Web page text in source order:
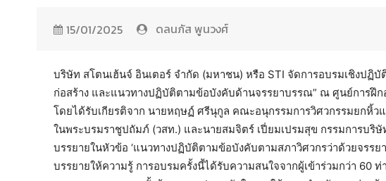
15/01/2025 ดลนภัส พูนวงศ์
บริษัท สโตนเฮ้นจ์ อินเตอร์ จำกัด (มหาชน) หรือ STI จัดการอบรมเชิงปฏิบั
ก่อสร้าง และแนวทางปฏิบัติตามข้อบังคับด้านจรรยาบรรณ” ณ ศูนย์การฝึ
โดยได้รับเกียรติจาก นายหฤษฏ์ ศรีนุกูล คณะอนุกรรมการวิศวกรรมยกหิ้ว
ในพระบรมราชูปถัมภ์ (วสท.) และนายสมจิตร์ เปี่ยมเปรมสุข กรรมการบริ
บรรยายในหัวข้อ ‘แนวทางปฏิบัติตามข้อบังคับตามสภาวิศวกรว่าด้วยจรรย
บรรยายให้ความรู้ การอบรมครั้งนี้ได้รับความสนใจจากผู้เข้าร่วมกว่า 60 ท่